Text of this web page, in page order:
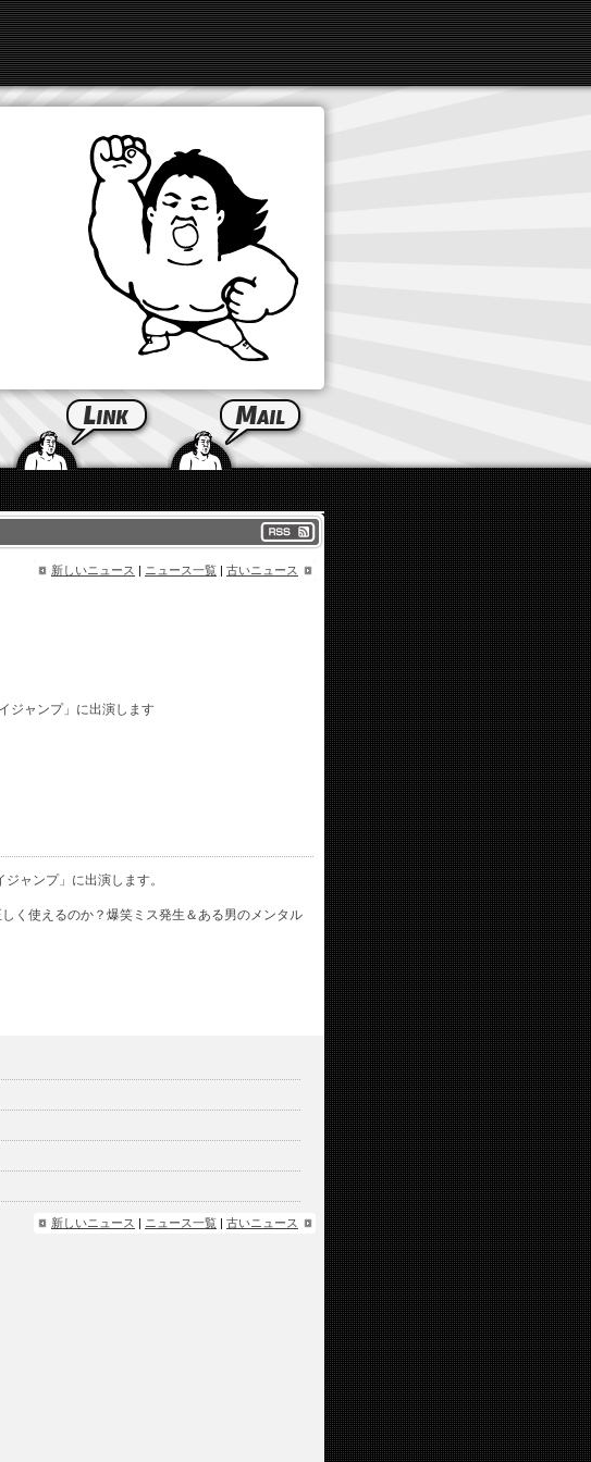
新しいニュース | ニュース一覧 | 古いニュース
ジャンプ」に出演します
ャンプ」に出演します。
く使えるのか？爆笑ミス発生＆ある男のメンタル
新しいニュース | ニュース一覧 | 古いニュース